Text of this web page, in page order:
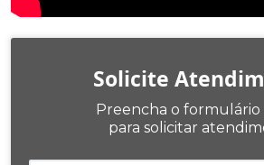
Solicite
Preencha o formulário
para solicitar